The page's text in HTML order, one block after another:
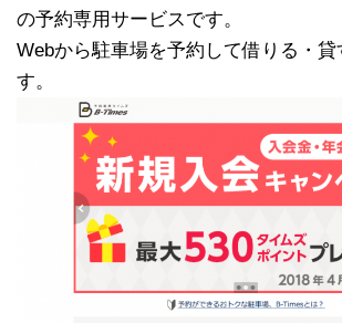
の予約専用サービスです。
Webから駐車場を予約して借りる・貸
す。